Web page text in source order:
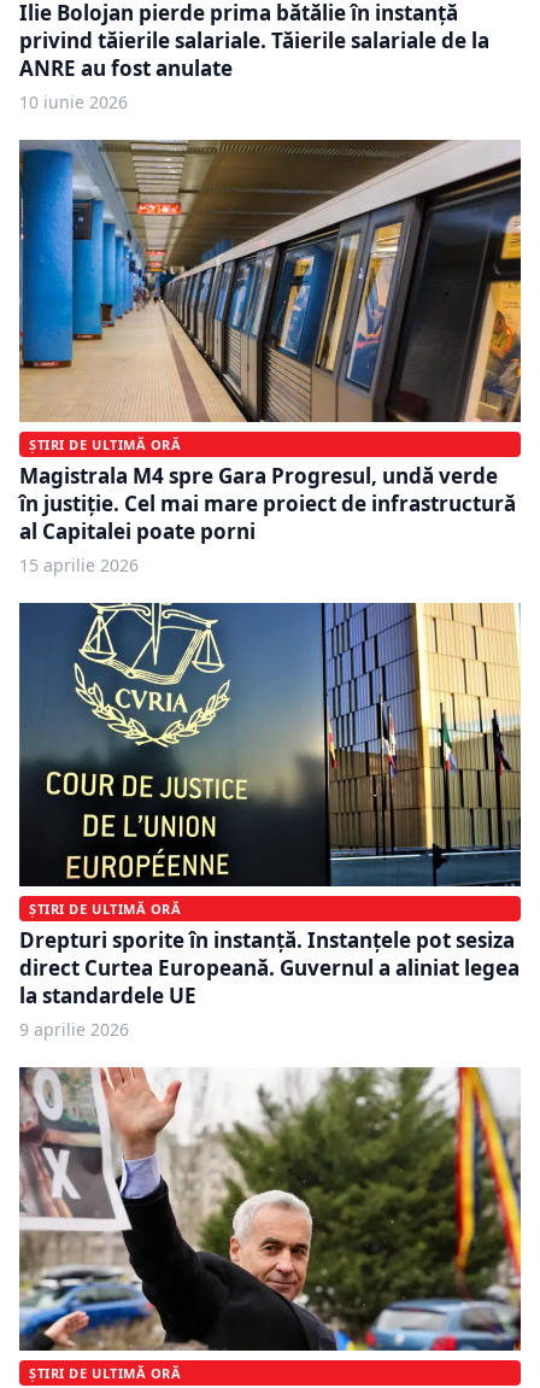
Ilie Bolojan pierde prima bătălie în instanță
privind tăierile salariale. Tăierile salariale de la
ANRE au fost anulate
10 iunie 2026
ȘTIRI DE ULTIMĂ ORĂ
Magistrala M4 spre Gara Progresul, undă verde
în justiție. Cel mai mare proiect de infrastructură
al Capitalei poate porni
15 aprilie 2026
ȘTIRI DE ULTIMĂ ORĂ
Drepturi sporite în instanță. Instanțele pot sesiza
direct Curtea Europeană. Guvernul a aliniat legea
la standardele UE
9 aprilie 2026
ȘTIRI DE ULTIMĂ ORĂ